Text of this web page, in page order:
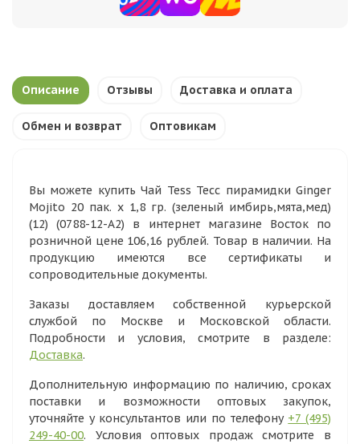
Описание Отзывы Доставка и оплата
Обмен и возврат Оптовикам
Вы можете купить Чай Tess Тесс пирамидки Ginger
Mojito 20 пак. х 1,8 гр. (зеленый имбирь,мята,мед)
(12) (0788-12-А2) в интернет магазине Восток по
розничной цене 106,16 рублей. Товар в наличии. На
продукцию имеются все сертификаты и
сопроводительные документы.
Заказы доставляем собственной курьерской
службой по Москве и Московской области.
Подробности и условия, смотрите в разделе:
Доставка.
Дополнительную информацию по наличию, сроках
поставки и возможности оптовых закупок,
уточняйте у консультантов или по телефону +7 (495)
249-40-00. Условия оптовых продаж смотрите в